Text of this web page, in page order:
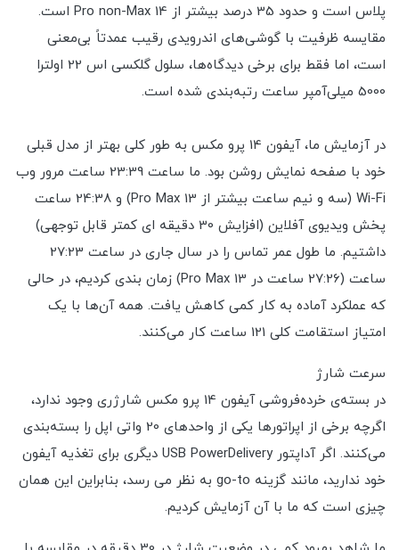
پلاس است و حدود 35 درصد بیشتر از 14 Pro non-Max است.
مقایسه ظرفیت با گوشی‌های اندرویدی رقیب عمدتاً بی‌معنی
است، اما فقط برای برخی دیدگاه‌ها، سلول گلکسی اس 22 اولترا
5000 میلی‌آمپر ساعت رتبه‌بندی شده است.
در آزمایش ما، آیفون 14 پرو مکس به طور کلی بهتر از مدل قبلی
خود با صفحه نمایش روشن بود. ما ساعت 23:39 ساعت مرور وب
Wi-Fi (سه و نیم ساعت بیشتر از 13 Pro Max) و 24:38 ساعت
پخش ویدیوی آفلاین (افزایش 30 دقیقه ای کمتر قابل توجهی)
داشتیم. ما طول عمر تماس را در سال جاری در ساعت 27:23
ساعت (27:26 ساعت در 13 Pro Max) زمان بندی کردیم، در حالی
که عملکرد آماده به کار کمی کاهش یافت. همه آن‌ها با یک
امتیاز استقامت کلی 121 ساعت کار می‌کنند.
سرعت شارژ
در بسته‌ی خرده‌فروشی آیفون 14 پرو مکس شارژری وجود ندارد،
اگرچه برخی از اپراتورها یکی از واحدهای 20 واتی اپل را بسته‌بندی
می‌کنند. اگر آداپتور USB PowerDelivery دیگری برای تغذیه آیفون
خود ندارید، مانند گزینه go-to به نظر می رسد، بنابراین این همان
چیزی است که ما با آن آزمایش کردیم.